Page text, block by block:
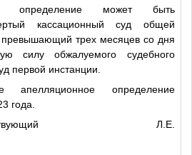
определение может быть
кассационный суд общей
превышающий трех месяцев со дня
силу обжалуемого судебного
первой инстанции.
апелляционное определение
года.
Л.Е.